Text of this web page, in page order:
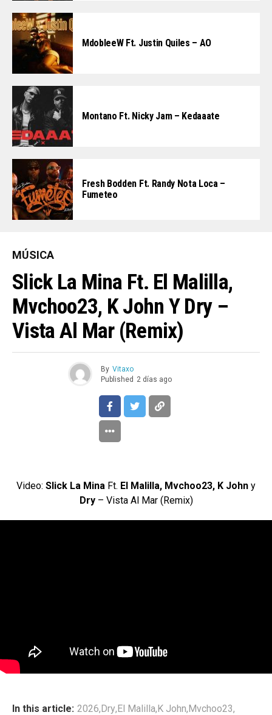
MdobleeW Ft. Justin Quiles – AO
Montano Ft. Nicky Jam – Kedaaate
Fresh Bodden Ft. Randy Nota Loca –
Fumeteo
MÚSICA
Slick La Mina Ft. El Malilla,
Mvchoo23, K John Y Dry –
Vista Al Mar (Remix)
By Vitaxo
Published 2 días ago
Video: Slick La Mina Ft. El Malilla, Mvchoo23, K John y
Dry – Vista Al Mar (Remix)
In this article: 2026,Dry,El Malilla,K John,Mvchoo23,